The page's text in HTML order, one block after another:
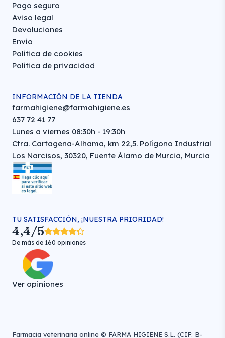
Pago seguro
Aviso legal
Devoluciones
Envío
Política de cookies
Política de privacidad
INFORMACIÓN DE LA TIENDA
farmahigiene@farmahigiene.es
637 72 41 77
Lunes a viernes 08:30h - 19:30h
Ctra. Cartagena-Alhama, km 22,5. Polígono Industrial
Los Narcisos, 30320, Fuente Álamo de Murcia, Murcia
TU SATISFACCIÓN, ¡NUESTRA PRIORIDAD!
4,4/5
De más de 160 opiniones
Ver opiniones
Farmacia veterinaria online © FARMA HIGIENE S.L. (CIF: B-